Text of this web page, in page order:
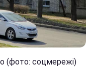
(фото: соцмережі)